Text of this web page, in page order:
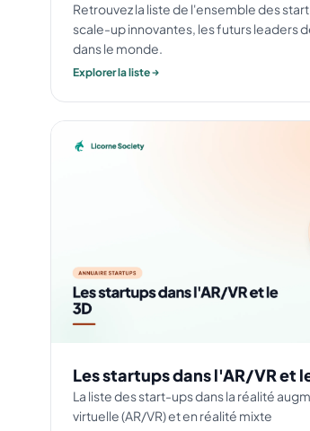
Retrouvez la liste de l'ensemble des
scale-up innovantes, les futurs leaders
dans le monde.
Explorer la liste
Les startups dans l'AR/VR et
La liste des start-ups dans la réalité
virtuelle (AR/VR) et en réalité mixte